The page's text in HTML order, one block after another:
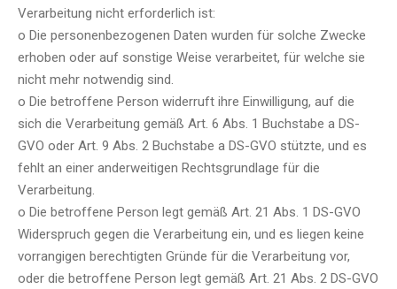
Verarbeitung nicht erforderlich ist:
o Die personenbezogenen Daten wurden für solche Zwecke
erhoben oder auf sonstige Weise verarbeitet, für welche sie
nicht mehr notwendig sind.
o Die betroffene Person widerruft ihre Einwilligung, auf die
sich die Verarbeitung gemäß Art. 6 Abs. 1 Buchstabe a DS-
GVO oder Art. 9 Abs. 2 Buchstabe a DS-GVO stützte, und es
fehlt an einer anderweitigen Rechtsgrundlage für die
Verarbeitung.
o Die betroffene Person legt gemäß Art. 21 Abs. 1 DS-GVO
Widerspruch gegen die Verarbeitung ein, und es liegen keine
vorrangigen berechtigten Gründe für die Verarbeitung vor,
oder die betroffene Person legt gemäß Art. 21 Abs. 2 DS-GVO